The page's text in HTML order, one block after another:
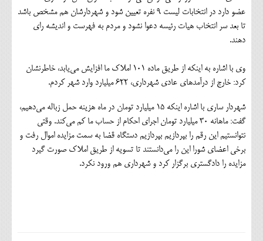
عضو دارد در انتخابات لیست ۹ نفره تعیین شود و شهردارشان هم مشخص باشد
تا بعد سر انتخاب هیات رئیسه دعوا نشود و مردم به فهرست و اندیشه رای
دهند.
وی با اشاره به اینکه از طریق ماده ۱۰۱ املاک ما افزایش می‌یابد، خاطرنشان
کرد: خارج از درآمدهای عادی شهرداری، ۶۲۲ میلیارد وارد شهر کردم.
شهردار ساری با اشاره اینکه ۱۵ میلیارد تومان در ماه هزینه حمل زباله می‌دهیم،
گفت: ماهانه ۳۰ میلیارد تومان اجرای احکام از حساب ما کم می‌کند. وقتی
نتوانستیم این رقم را بپردازیم بپردازیم دستگاه قضا به سمت مزایده اموال رفت و
برخی اعضای شورا این را می‌دانستند تا تسویه از طریق املاک صورت گیرد
مزایده را دادگستری برگزار کرد و شهرداری هم ورود نکرد.